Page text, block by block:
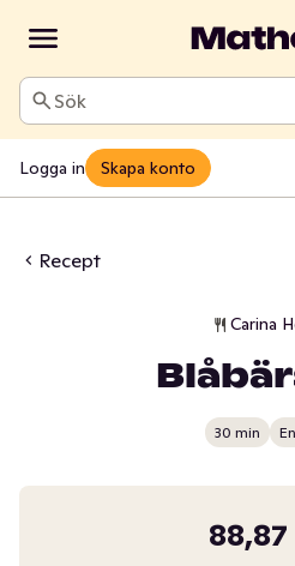
Sök
Logga in Skapa konto
Recept
Carina
30 min